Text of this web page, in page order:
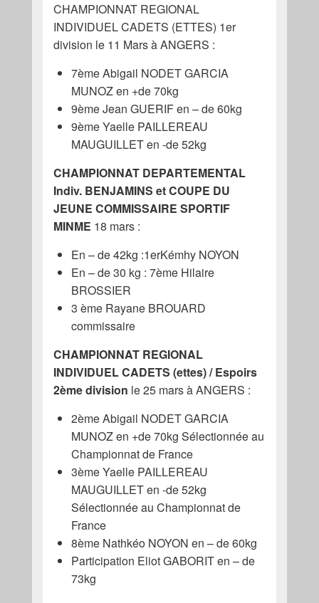
CHAMPIONNAT REGIONAL
INDIVIDUEL CADETS (ETTES) 1er
division le 11 Mars à ANGERS :
7ème Abigail NODET GARCIA
MUNOZ en +de 70kg
9ème Jean GUERIF en – de 60kg
9ème Yaelle PAILLEREAU
MAUGUILLET en -de 52kg
CHAMPIONNAT DEPARTEMENTAL
Indiv. BENJAMINS et COUPE DU
JEUNE COMMISSAIRE SPORTIF
MINME 18 mars :
En – de 42kg :1erKémhy NOYON
En – de 30 kg : 7ème Hilaire
BROSSIER
3 ème Rayane BROUARD
commissaire
CHAMPIONNAT REGIONAL
INDIVIDUEL CADETS (ettes) / Espoirs
2ème division le 25 mars à ANGERS :
2ème Abigail NODET GARCIA
MUNOZ en +de 70kg Sélectionnée au
Championnat de France
3ème Yaelle PAILLEREAU
MAUGUILLET en -de 52kg
Sélectionnée au Championnat de
France
8ème Nathkéo NOYON en – de 60kg
Participation Eliot GABORIT en – de
73kg